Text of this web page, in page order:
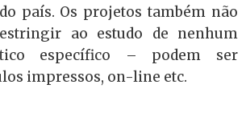
país. Os projetos também não
ao estudo de nenhum
específico – podem ser
impressos, on-line etc.